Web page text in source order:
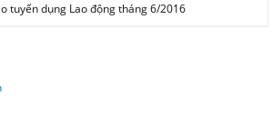
tuyển dụng Lao động tháng 6/2016